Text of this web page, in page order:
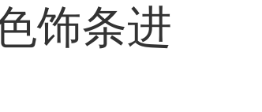
饰条进